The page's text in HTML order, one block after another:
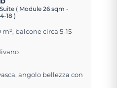
( Module 26 sqm -
18 )
balcone circa 5-15
angolo bellezza con